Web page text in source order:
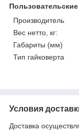
Производитель
Вес нетто, кг:
Габариты (мм)
Тип гайковерта
Условия
Доставка